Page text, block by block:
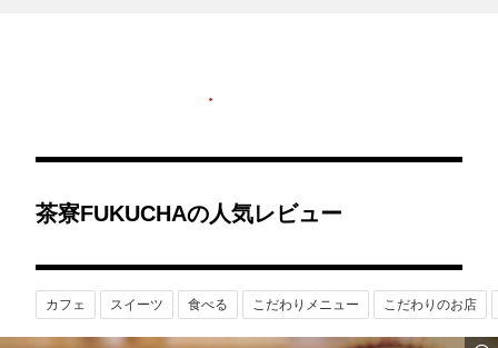
茶寮FUKUCHAの人気レビュー
カフェ スイーツ 食べる こだわりメニュー こだわりのお店